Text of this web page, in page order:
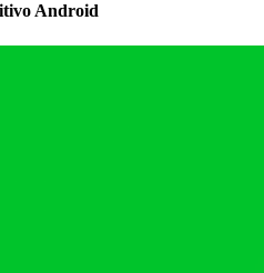
Android